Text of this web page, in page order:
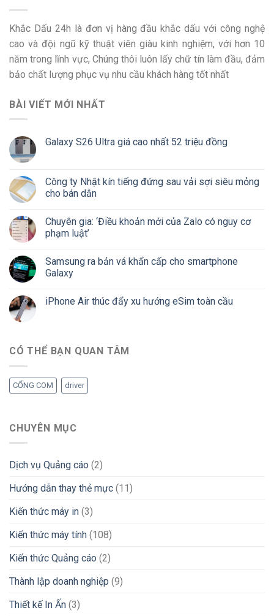
Khắc Dấu 24h là đơn vị hàng đầu khắc dấu với công nghệ
cao và đội ngũ kỹ thuật viên giàu kinh nghiệm, với hơn 10
năm trong lĩnh vực, Chúng thôi luôn lấy chữ tín làm đầu, đảm
bảo chất lượng phục vụ nhu cầu khách hàng tốt nhất
BÀI VIẾT MỚI NHẤT
Galaxy S26 Ultra giá cao nhất 52 triệu đồng
Công ty Nhật kín tiếng đứng sau vải sợi siêu mỏng
cho bán dẫn
Chuyên gia: ‘Điều khoản mới của Zalo có nguy cơ
phạm luật’
Samsung ra bản vá khẩn cấp cho smartphone
Galaxy
iPhone Air thúc đẩy xu hướng eSim toàn cầu
CÓ THỂ BẠN QUAN TÂM
CỔNG COM driver
CHUYÊN MỤC
Dịch vụ Quảng cáo (2)
Hướng dẫn thay thẻ mực (11)
Kiến thức máy in (3)
Kiến thức máy tính (108)
Kiến thức Quảng cáo (2)
Thành lập doanh nghiệp (9)
Thiết kế In Ấn (3)